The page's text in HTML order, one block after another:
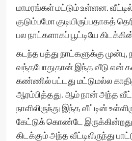
மாமரங்கள் மட்டும் உள்ளன.
குடும்பமோ குடியிருப்பதாகத்
பல நாட்களாகப் பூட்டியே
கடந்த பத்து நாட்களுக்கு முன்பு,
வந்தபோதுதான் இந்த வீடு என்
கண்ணில் பட்டது மட்டுமல்ல
ஆரம்பித்தது. ஆம் நான் அந்த
நாளிலிருந்து இந்த வீட்டின்
கேட்டுக் கொண்டே
கிடக்கும் அந்த வீட்டிலிருந்து